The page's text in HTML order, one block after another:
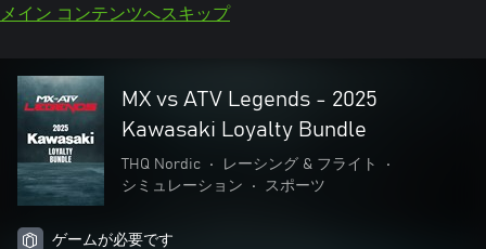
メイン コンテンツへスキップ
MX vs ATV Legends - 2025
Kawasaki Loyalty Bundle
THQ Nordic • レーシング & フライト
•
シミュレーション
• スポーツ
ゲームが必要です